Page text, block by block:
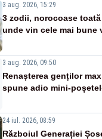
3 aug. 2026, 15:29
3 zodii, norocoase
unde vin cele mai bune
3 aug. 2026, 09:50
Renașterea genților
spune adio mini-
24 iul. 2026, 08:59
Războiul Generației